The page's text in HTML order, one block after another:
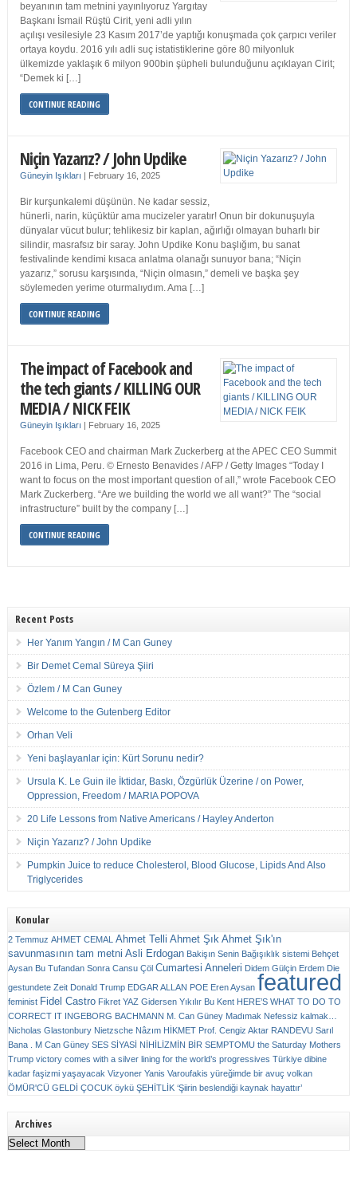
beyanının tam metnini yayınlıyoruz Yargıtay
Başkanı İsmail Rüştü Cirit, yeni adli yılın
açılışı vesilesiyle 23 Kasım 2017’de yaptığı konuşmada çok çarpıcı veriler
ortaya koydu. 2016 yılı adli suç istatistiklerine göre 80 milyonluk
ülkemizde yaklaşık 6 milyon 900bin şüpheli bulunduğunu açıklayan Cirit;
“Demek ki […]
CONTINUE READING
Niçin Yazarız? / John Updike
Güneyin Işıkları | February 16, 2025
Bir kurşunkalemi düşünün. Ne kadar sessiz,
hünerli, narin, küçüktür ama mucizeler yaratır! Onun bir dokunuşuyla
dünyalar vücut bulur; tehlikesiz bir kaplan, ağırlığı olmayan buharlı bir
silindir, masrafsız bir saray. John Updike Konu başlığım, bu sanat
festivalinde kendimi kısaca anlatma olanağı sunuyor bana; “Niçin
yazarız,” sorusu karşısında, “Niçin olmasın,” demeli ve başka şey
söylemeden yerime oturmalıydım. Ama […]
CONTINUE READING
The impact of Facebook and
the tech giants / KILLING OUR
MEDIA / NICK FEIK
Güneyin Işıkları | February 16, 2025
Facebook CEO and chairman Mark Zuckerberg at the APEC CEO Summit
2016 in Lima, Peru. © Ernesto Benavides / AFP / Getty Images “Today I
want to focus on the most important question of all,” wrote Facebook CEO
Mark Zuckerberg. “Are we building the world we all want?” The “social
infrastructure” built by the company […]
CONTINUE READING
Recent Posts
Her Yanım Yangın / M Can Guney
Bir Demet Cemal Süreya Şiiri
Özlem / M Can Guney
Welcome to the Gutenberg Editor
Orhan Veli
Yeni başlayanlar için: Kürt Sorunu nedir?
Ursula K. Le Guin ile İktidar, Baskı, Özgürlük Üzerine / on Power,
Oppression, Freedom / MARIA POPOVA
20 Life Lessons from Native Americans / Hayley Anderton
Niçin Yazarız? / John Updike
Pumpkin Juice to reduce Cholesterol, Blood Glucose, Lipids And Also
Triglycerides
Konular
2 Temmuz AHMET CEMAL Ahmet Telli Ahmet Şık Ahmet Şık'ın
savunmasının tam metni Asli Erdogan Bakişın Senin Bağışıklık sistemi Behçet
Aysan Bu Tufandan Sonra Cansu Çöl Cumartesi Anneleri Didem Gülçin Erdem Die
gestundete Zeit Donald Trump EDGAR ALLAN POE Eren Aysan featured
feminist Fidel Castro Fikret YAZ Gidersen Yıkılır Bu Kent HERE’S WHAT TO DO TO
CORRECT IT INGEBORG BACHMANN M. Can Güney Madımak Nefessiz kalmak…
Nicholas Glastonbury Nietzsche Nâzım HİKMET Prof. Cengiz Aktar RANDEVU Sarıl
Bana . M Can Güney SES SİYASİ NİHİLİZMİN BİR SEMPTOMU the Saturday Mothers
Trump victory comes with a silver lining for the world’s progressives Türkiye dibine
kadar faşizmi yaşayacak Vizyoner Yanis Varoufakis yüreğimde bir avuç volkan
ÖMÜR'CÜ GELDİ ÇOCUK öykü ŞEHİTLİK ‘Şiirin beslendiği kaynak hayattır’
Archives
Archives